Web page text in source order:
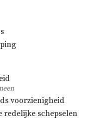
voorzienigheid
redelijke schepselen